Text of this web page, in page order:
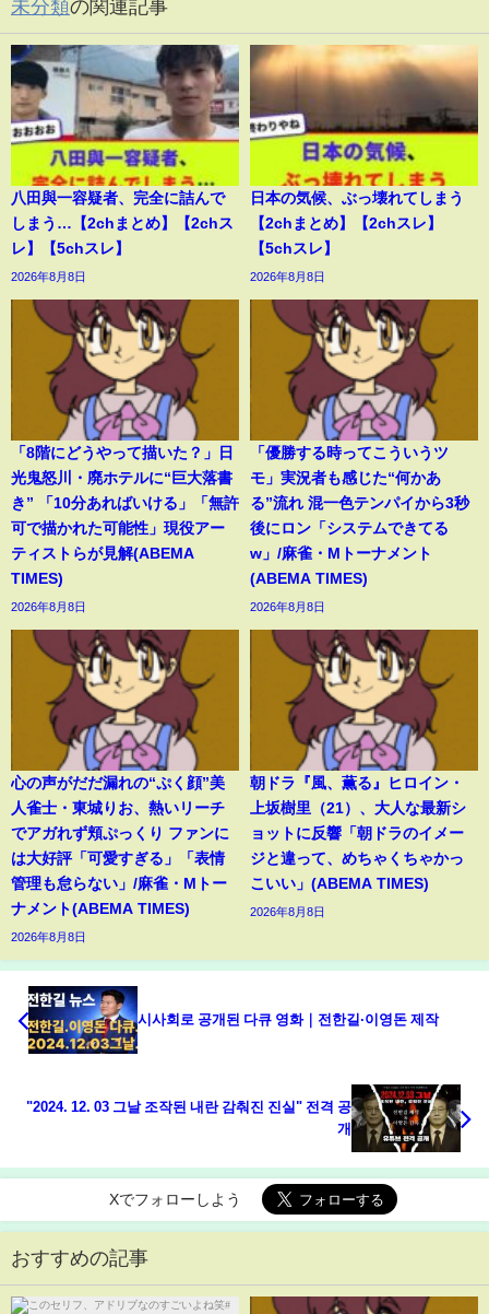
未分類の関連記事
八田與一容疑者、完全に詰んで
しまう…【2chまとめ】【2chス
レ】【5chスレ】
2026年8月8日
日本の気候、ぶっ壊れてしまう
【2chまとめ】【2chスレ】
【5chスレ】
2026年8月8日
「8階にどうやって描いた？」日
光鬼怒川・廃ホテルに“巨大落書
き” 「10分あればいける」「無許
可で描かれた可能性」現役アー
ティストらが見解(ABEMA
TIMES)
2026年8月8日
「優勝する時ってこういうツ
モ」実況者も感じた“何かあ
る”流れ 混一色テンパイから3秒
後にロン「システムできてる
w」/麻雀・Mトーナメント
(ABEMA TIMES)
2026年8月8日
心の声がだだ漏れの“ぷく顔”美
人雀士・東城りお、熱いリーチ
でアガれず頬ぷっくり ファンに
は大好評「可愛すぎる」「表情
管理も怠らない」/麻雀・Mトー
ナメント(ABEMA TIMES)
2026年8月8日
朝ドラ『風、薫る』ヒロイン・
上坂樹里（21）、大人な最新シ
ョットに反響「朝ドラのイメー
ジと違って、めちゃくちゃかっ
こいい」(ABEMA TIMES)
2026年8月8日
시사회로 공개된 다큐 영화｜전한길·이영돈 제작
"2024. 12. 03 그날 조작된 내란 감춰진 진실" 전격 공
개
Xでフォローしよう
おすすめの記事